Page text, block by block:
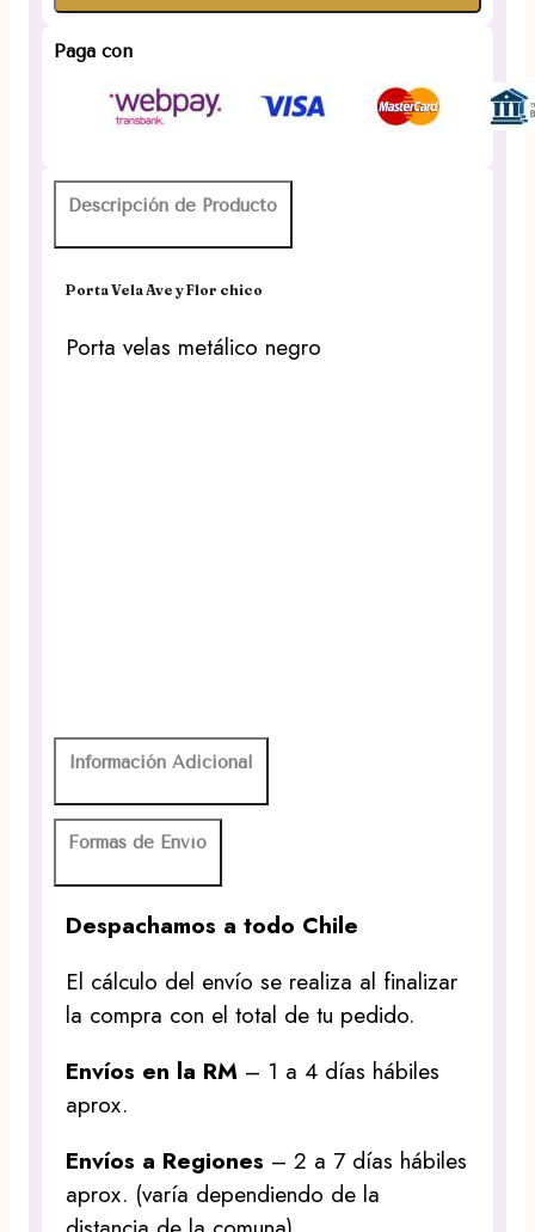
Flor
cantidad
Paga con
Descripción de Producto
Porta Vela Ave y Flor chico
Porta velas metálico negro
Información Adicional
Formas de Envío
Despachamos a todo Chile
El cálculo del envío se realiza al finalizar
la compra con el total de tu pedido.
Envíos en la RM – 1 a 4 días hábiles
aprox.
Envíos a Regiones – 2 a 7 días hábiles
aprox. (varía dependiendo de la